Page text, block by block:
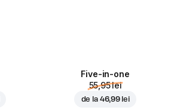
Five-in-one
55,95 lei
de la 46,99 lei